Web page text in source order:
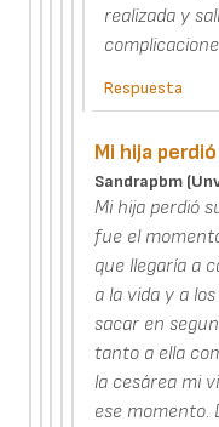
realizada y
Respuesta
Mi hija
Sandrapbm
Mi hija perdió
fue el
que llegaría a
a la vida y a
sacar en
tanto a ella
la cesárea mi
ese momento.